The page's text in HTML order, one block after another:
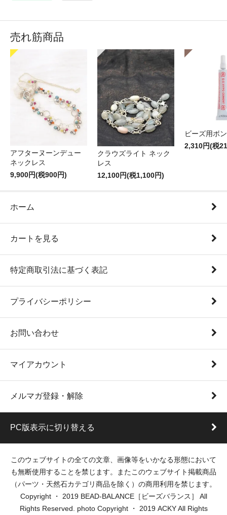
売れ筋商品
アフターヌーンデュー
ネックレス
9,900円(税900円)
クラウズライト ネック
レス
12,100円(税1,100円)
ビーズ用ボ
2,310円(税
ホーム
カートを見る
特定商取引法に基づく表記
プライバシーポリシー
お問い合わせ
マイアカウント
メルマガ登録・解除
PC版表示に切り替える
このウェブサイトの全ての文章、画像等をいかなる形態において
も無断使用することを禁じます。またこのウェブサイト掲載商品
（パーツ・天然石カテゴリ商品を除く）の商用利用を禁じます。
Copyright ・ 2019 BEAD-BALANCE［ビーズバランス］ All
Rights Reserved. photo Copyright ・ 2019 ACKY All Rights